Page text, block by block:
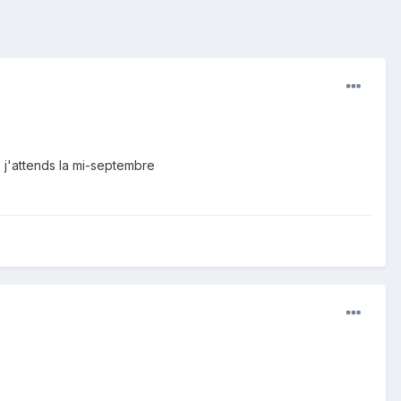
la mi-septembre